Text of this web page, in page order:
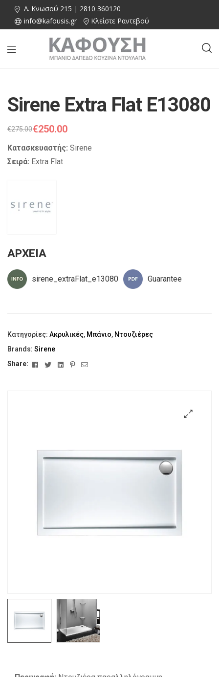
Λ. Κνωσού 215 | 2810 360120
info@kafousis.gr
Κλείστε Ραντεβού
Sirene Extra Flat E13080
€275.00€250.00
Κατασκευαστής: Sirene
Σειρά: Extra Flat
ΑΡΧΕΙΑ
sirene_extraFlat_e13080 Guarantee
Κατηγορίες: Ακρυλικές, Μπάνιο, Ντουζιέρες
Brands: Sirene
Share:
FacebookTwitterLinkedinPinterest
Email